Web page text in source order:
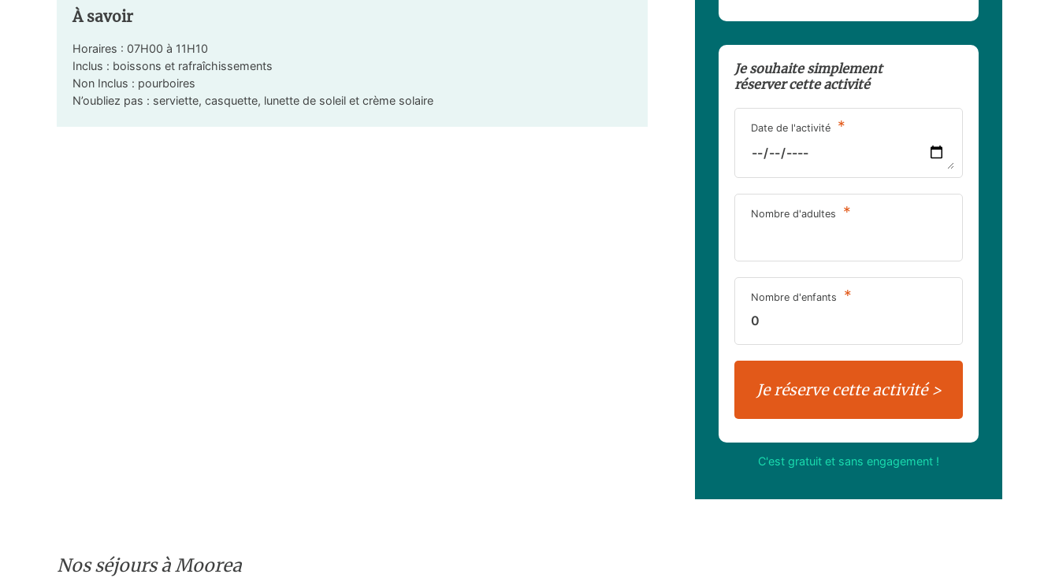
À savoir
Horaires : 07H00 à 11H10
Inclus : boissons et rafraîchissements
Non Inclus : pourboires
N’oubliez pas : serviette, casquette, lunette de soleil et crème solaire
Je souhaite simplement
réserver cette activité
Date de l'activité *
Nombre d'adultes *
Nombre d'enfants *
C'est gratuit et sans engagement !
Nos séjours à Moorea